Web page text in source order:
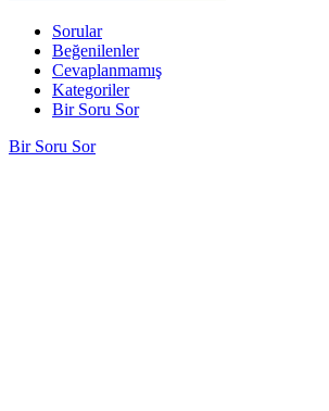
Sorular
Beğenilenler
Cevaplanmamış
Kategoriler
Bir Soru Sor
Bir Soru Sor